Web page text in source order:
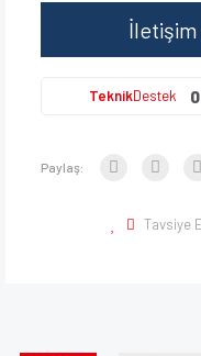
TeknikDestek
Paylaş:
Tavsiye